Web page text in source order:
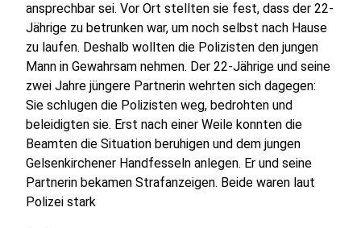
ansprechbar sei. Vor Ort stellten sie fest, dass der 22-
Jährige zu betrunken war, um noch selbst nach Hause
zu laufen. Deshalb wollten die Polizisten den jungen
Mann in Gewahrsam nehmen. Der 22-Jährige und seine
zwei Jahre jüngere Partnerin wehrten sich dagegen:
Sie schlugen die Polizisten weg, bedrohten und
beleidigten sie. Erst nach einer Weile konnten die
Beamten die Situation beruhigen und dem jungen
Gelsenkirchener Handfesseln anlegen. Er und seine
Partnerin bekamen Strafanzeigen. Beide waren laut
Polizei stark